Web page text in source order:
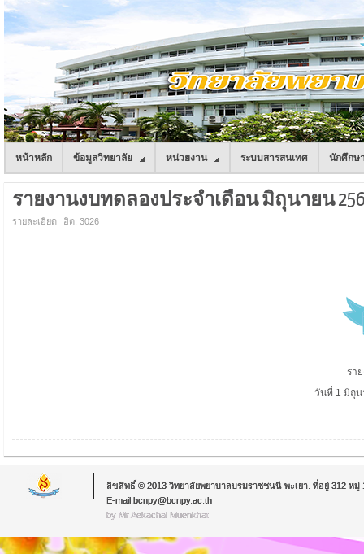
หน้าหลัก ข้อมูลวิทยาลัย หน่วยงาน ระบบสารสนเทศ นักศึกษ
รายงานงบทดลองประจำเดือน มิถุนายน
รายละเอียด ฮิต: 3026
รา
วันที่ 1 มิถุ
ลิขสิทธิ์ © 2013 วิทยาลัยพยาบาลบรมราชชนนี พะเยา. ที่อยู่ 312 หมู่
E-mail:bcnpy@bcnpy.ac.th
by Mr.Aekachai Muenkhat